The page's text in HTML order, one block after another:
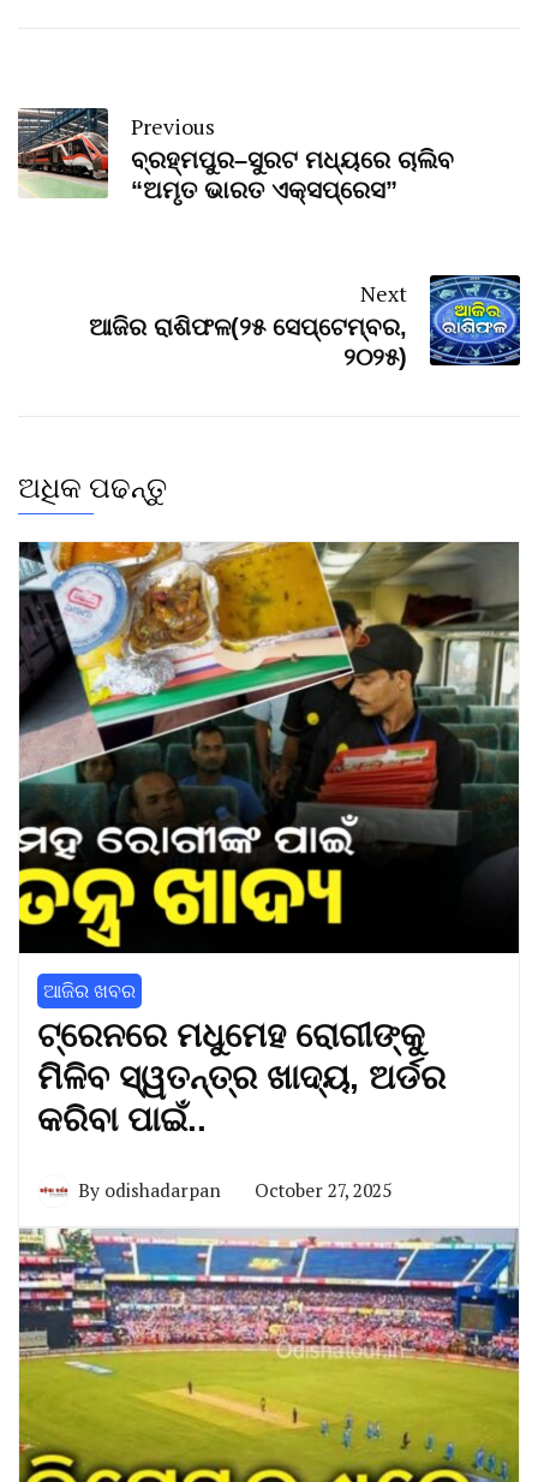
Previous
ବ୍ରହ୍ମପୁର–ସୁରଟ ମଧ୍ୟରେ ଚାଲିବ
“ଅମୃତ ଭାରତ ଏକ୍ସପ୍ରେସ”
Next
ଆଜିର ରାଶିଫଳ(୨୫ ସେପ୍ଟେମ୍ବର,
୨୦୨୫)
ଅଧିକ ପଢନ୍ତୁ
ଆଜିର ଖବର
ଟ୍ରେନରେ ମଧୁମେହ ରୋଗୀଙ୍କୁ
ମିଳିବ ସ୍ୱତନ୍ତ୍ର ଖାଦ୍ୟ, ଅର୍ଡର
କରିବା ପାଇଁ..
By odishadarpan October 27, 2025